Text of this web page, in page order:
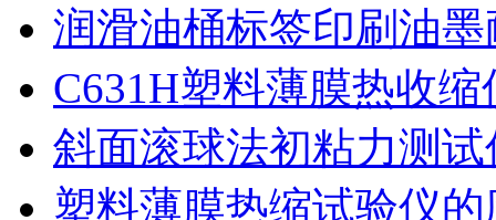
润滑油桶标签印刷油
C631H塑料薄膜热收
斜面滚球法初粘力测
塑料薄膜热缩试验仪